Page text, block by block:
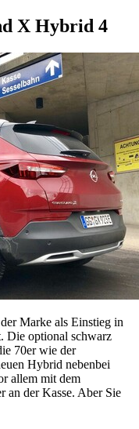
X Hybrid 4
Marke als Einstieg in
Die optional schwarz
70er wie der
Hybrid nebenbei
allem mit dem
an der Kasse. Aber Sie